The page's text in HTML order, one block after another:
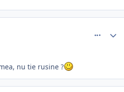
nu tie rusine ?